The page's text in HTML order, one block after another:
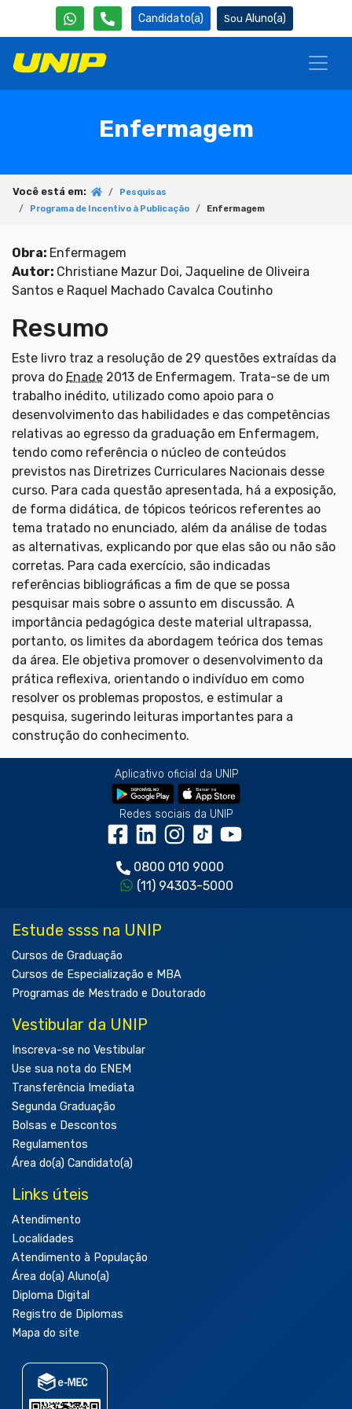
Candidato(a) Aluno(a)
Enfermagem
Você está em:
Pesquisas
Programa de Incentivo à Publicação
Enfermagem
Obra: Enfermagem
Autor: Christiane Mazur Doi, Jaqueline de Oliveira
Santos e Raquel Machado Cavalca Coutinho
Resumo
Este livro traz a resolução de 29 questões extraídas da
prova do Enade 2013 de Enfermagem. Trata-se de um
trabalho inédito, utilizado como apoio para o
desenvolvimento das habilidades e das competências
relativas ao egresso da graduação em Enfermagem,
tendo como referência o núcleo de conteúdos
previstos nas Diretrizes Curriculares Nacionais desse
curso. Para cada questão apresentada, há a exposição,
de forma didática, de tópicos teóricos referentes ao
tema tratado no enunciado, além da análise de todas
as alternativas, explicando por que elas são ou não são
corretas. Para cada exercício, são indicadas
referências bibliográficas a fim de que se possa
pesquisar mais sobre o assunto em discussão. A
importância pedagógica deste material ultrapassa,
portanto, os limites da abordagem teórica dos temas
da área. Ele objetiva promover o desenvolvimento da
prática reflexiva, orientando o indivíduo em como
resolver os problemas propostos, e estimular a
pesquisa, sugerindo leituras importantes para a
construção do conhecimento.
Aplicativo oficial da UNIP
Redes sociais da UNIP
0800 010 9000
(11) 94303-5000
Estude ssss na UNIP
Cursos de Graduação
Cursos de Especialização e MBA
Programas de Mestrado e Doutorado
Vestibular da UNIP
Inscreva-se no Vestibular
Use sua nota do ENEM
Transferência Imediata
Segunda Graduação
Bolsas e Descontos
Regulamentos
Área do(a) Candidato(a)
Links úteis
Atendimento
Localidades
Atendimento à População
Área do(a) Aluno(a)
Diploma Digital
Registro de Diplomas
Mapa do site